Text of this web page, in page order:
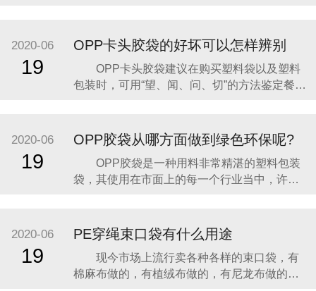
透明度，能清晰展示食品外观，提升消费者购
买欲望。 密封性强：新型OPP膜的密封性是传
统膜的一倍以上，可有效阻隔空气、灰尘和湿
2020-06
19
OPP卡头胶袋的好坏可以怎样辨别
OPP卡头胶袋建议在购买塑料袋以及塑料
包装时，可用“望、闻、问、切”的方法鉴定餐用
以免引发意外；其次是看商品标签上是否有QS
标志，这是对接触食物的塑料制品的国家标准
认证，观察产品时，及格商品绝不会出现透光
性差或
2020-06
19
OPP胶袋从哪方面做到绿色环保呢?
OPP胶袋是一种用料非常精湛的塑料包装
袋，其使用在市面上的每一个行业当中，许多
胶袋环保性能就必须要重视了，如果做不好，
那么多的塑料一下子被浪费掉，会导致环境巨
大污染的，长期这样使用，对整个地球的生态
环境造成了
2020-06
19
PE穿绳束口袋有什么用途
现今市场上流行卖各种各样的束口袋，有
棉麻布做的，有植绒布做的，有尼龙布做的等